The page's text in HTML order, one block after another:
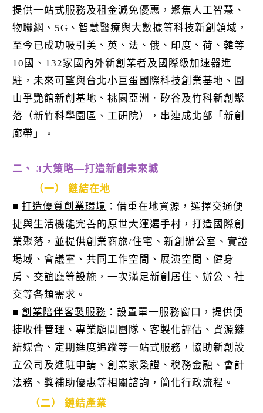
提供一站式服務及租金減免優惠，聚焦人工智慧、
物聯網、5G、智慧醫療與大數據等科技新創領域，
至今已成功吸引美、英、法、俄、印度、荷、韓等
10國、132家國內外新創業者及國際級加速器進
駐，未來可望與台北小巨蛋國際科技創業基地、圓
山爭艷館新創基地、桃園亞洲．矽谷及竹科新創聚
落（新竹科學園區、工研院），串連成北部「新創
廊帶」。
二、 3大策略—打造新創未來城
（一） 鏈結在地
■打造優質創業環境 ：借重在地資源，選擇交通便
捷與生活機能完善的原世大運選手村，打造國際創
業聚落，並提供創業商旅/住宅、新創辦公室、實證
場域、會議室、共同工作空間、展演空間、健身
房、交誼廳等設施，一次滿足新創居住、辦公、社
交等各類需求。
■創業陪伴客製服務 ：設置單一服務窗口，提供便
捷收件管理、專業顧問團隊、客製化評估、資源鏈
結媒合、定期進度追蹤等一站式服務，協助新創設
立公司及進駐申請、創業家簽證、稅務金融、會計
法務、獎補助優惠等相關諮詢，簡化行政流程。
（二） 鏈結產業